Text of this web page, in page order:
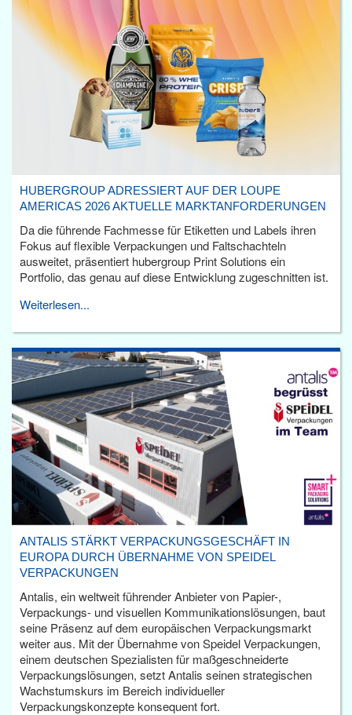
HUBERGROUP ADRESSIERT AUF DER LOUPE
AMERICAS 2026 AKTUELLE MARKTANFORDERUNGEN
Da die führende Fachmesse für Etiketten und Labels ihren
Fokus auf flexible Verpackungen und Faltschachteln
ausweitet, präsentiert hubergroup Print Solutions ein
Portfolio, das genau auf diese Entwicklung zugeschnitten ist.
Weiterlesen...
ANTALIS STÄRKT VERPACKUNGSGESCHÄFT IN
EUROPA DURCH ÜBERNAHME VON SPEIDEL
VERPACKUNGEN
Antalis, ein weltweit führender Anbieter von Papier-,
Verpackungs- und visuellen Kommunikationslösungen, baut
seine Präsenz auf dem europäischen Verpackungsmarkt
weiter aus. Mit der Übernahme von Speidel Verpackungen,
einem deutschen Spezialisten für maßgeschneiderte
Verpackungslösungen, setzt Antalis seinen strategischen
Wachstumskurs im Bereich individueller
Verpackungskonzepte konsequent fort.